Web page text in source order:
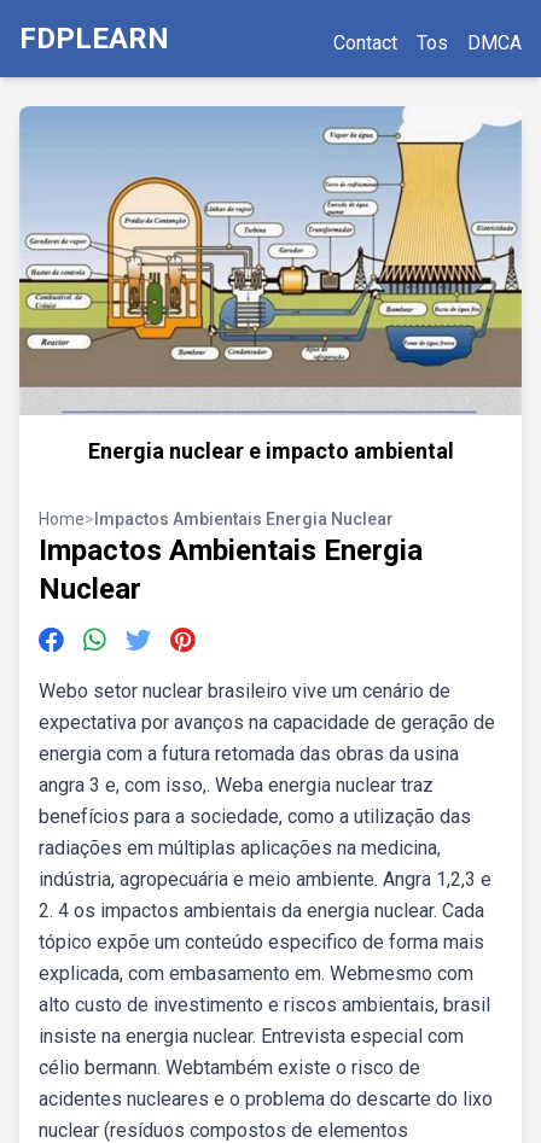
FDPLEARN Contact Tos DMCA
Energia nuclear e impacto ambiental
Home> Impactos Ambientais Energia Nuclear
Impactos Ambientais Energia
Nuclear
Webo setor nuclear brasileiro vive um cenário de
expectativa por avanços na capacidade de geração de
energia com a futura retomada das obras da usina
angra 3 e, com isso,. Weba energia nuclear traz
benefícios para a sociedade, como a utilização das
radiações em múltiplas aplicações na medicina,
indústria, agropecuária e meio ambiente. Angra 1,2,3 e
2. 4 os impactos ambientais da energia nuclear. Cada
tópico expõe um conteúdo especifico de forma mais
explicada, com embasamento em. Webmesmo com
alto custo de investimento e riscos ambientais, brasil
insiste na energia nuclear. Entrevista especial com
célio bermann. Webtambém existe o risco de
acidentes nucleares e o problema do descarte do lixo
nuclear (resíduos compostos de elementos